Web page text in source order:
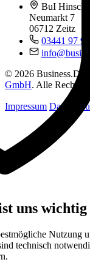
BuI
Neumarkt 7
06712 Zeitz
03441 97
© 2026
GmbH. Alle Rechte
Impressum
uns wichtig
Nutzung
technisch